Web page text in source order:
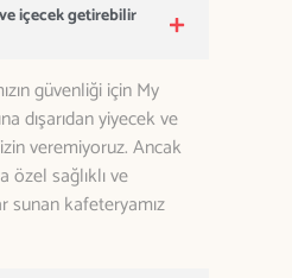
içecek getirebilir
güvenliği için My
dışarıdan yiyecek ve
veremiyoruz. Ancak
özel sağlıklı ve
sunan kafeteryamız